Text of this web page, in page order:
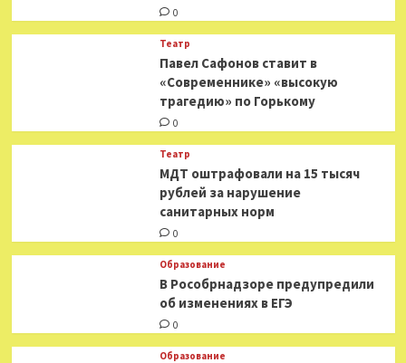
0
Театр
Павел Сафонов ставит в
«Современнике» «высокую
трагедию» по Горькому
0
Театр
МДТ оштрафовали на 15 тысяч
рублей за нарушение
санитарных норм
0
Образование
В Рособрнадзоре предупредили
об изменениях в ЕГЭ
0
Образование